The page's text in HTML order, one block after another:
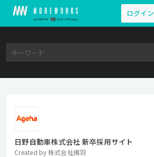
ログイン
日野自動車株式会社 新卒採用サイト
Created by 株式会社揚羽